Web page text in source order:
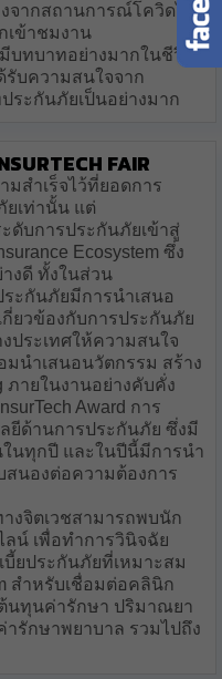
งจากสถานการณ์โควิดได้
เข้าชมงาน
บทบาทอย่างมากในชีวิต
รับความสนใจจาก
ระกันภัยเป็นอย่างมาก
Fair
มสำเร็จไว้ที่ยอดการ
เท่านั้น แต่
ดับการประกันภัยเข้าสู่
Ecosystem ซึ่ง
งดี ทั้งในส่วน
ระกันภัยมีการนำเสนอ
ยวข้องกับการประกันภัย
งประเทศให้ความสนใจ
นำเสนอนวัตกรรม สร้าง
ภายในงานอย่างคับคั่ง
Award การ
ยีด้านการประกันภัย ซึ่งมี
นทุกปี และในปีนี้มีการนำ
นองต่อความต้องการ
งจิตเวชสามารถพบนัก
น์ เพื่อทำการวินิจฉัย
ยประกันภัยที่เหมาะสม
สำหรับเชื่อมต่อคลินิก
นทุนค่ารักษา ปริมาณยา
รักษาพยาบาล รวมไปถึง